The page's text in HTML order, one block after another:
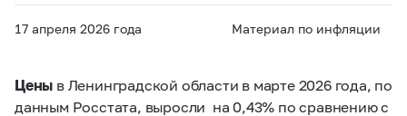
17 апреля 2026 года Материал по инфляции
Цены в Ленинградской области в марте 2026 года, по
данным Росстата, выросли на 0,43% по сравнению с